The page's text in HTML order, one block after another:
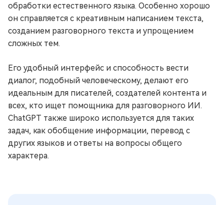
обработки естественного языка. Особенно хорошо
он справляется с креативным написанием текста,
созданием разговорного текста и упрощением
сложных тем.
Его удобный интерфейс и способность вести
диалог, подобный человеческому, делают его
идеальным для писателей, создателей контента и
всех, кто ищет помощника для разговорного ИИ.
ChatGPT также широко используется для таких
задач, как обобщение информации, перевод с
других языков и ответы на вопросы общего
характера.